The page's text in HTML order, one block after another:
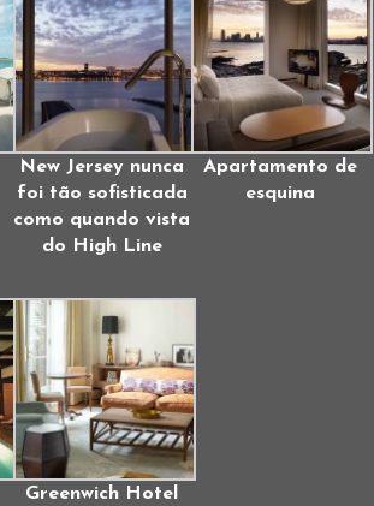
New Jersey nunca
foi tão sofisticada
como quando vista
do High Line
Apartamento de
esquina
Greenwich Hotel